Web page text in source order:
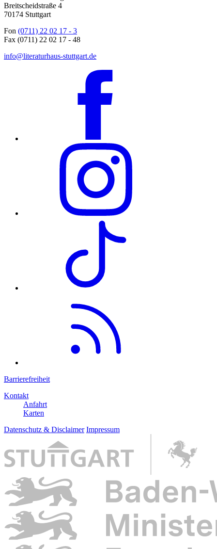
Breitscheidstraße 4
70174 Stuttgart
Fon (0711) 22 02 17 - 3
Fax (0711) 22 02 17 - 48
info@literaturhaus-stuttgart.de
Barrierefreiheit
Kontakt
Anfahrt
Karten
Datenschutz & Disclaimer Impressum